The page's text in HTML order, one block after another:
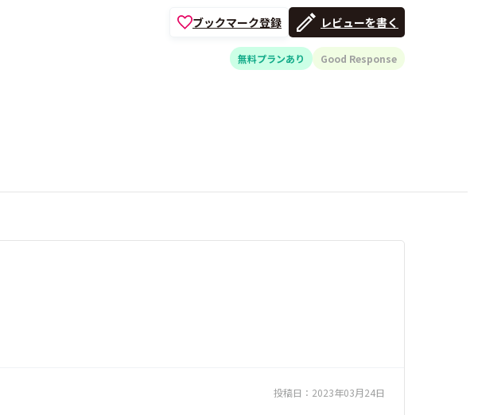
ブックマーク登録 レビューを書く
無料プランあり Good Response
投稿日： 2023年03月24日